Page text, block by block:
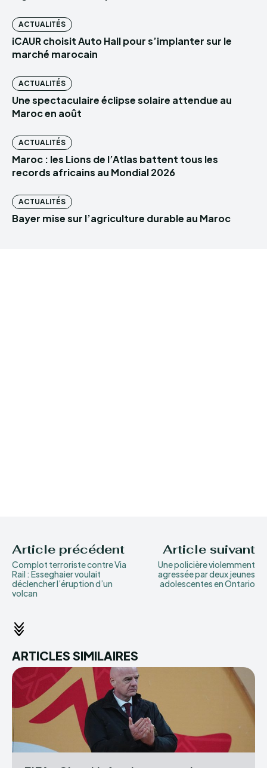
ACTUALITÉS
iCAUR choisit Auto Hall pour s’implanter sur le
marché marocain
ACTUALITÉS
Une spectaculaire éclipse solaire attendue au
Maroc en août
ACTUALITÉS
Maroc : les Lions de l’Atlas battent tous les
records africains au Mondial 2026
ACTUALITÉS
Bayer mise sur l’agriculture durable au Maroc
Article précédent
Complot terroriste contre Via
Rail : Esseghaier voulait
déclencher l’éruption d’un
volcan
Article suivant
Une policière violemment
agressée par deux jeunes
adolescentes en Ontario
ARTICLES SIMILAIRES